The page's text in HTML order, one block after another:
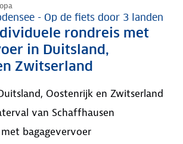
- Op de fiets door 3 landen
rondreis met
in Duitsland,
Zwitserland
Oostenrijk en Zwitserland
van Schaffhausen
bagagevervoer